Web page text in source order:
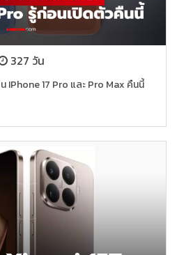
327 วัน
IPhone 17 Pro และ Pro Max คืนนี้